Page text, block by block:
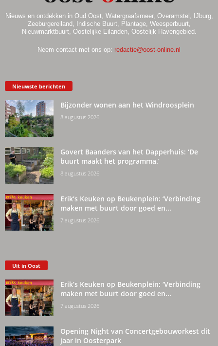
Nieuws en ontdekken in Oud Oost, Watergraafsmeer, Overamstel, IJburg,
Zeeburgereiland, Indische Buurt, Plantage, Weesperbuurt,
Nieuwmarktbuurt, Oostelijke Eilanden, Oostelijk Havengebied.
Neem contact met ons op: redactie@oost-online.nl
Nieuwste berichten
Bijzonder wonen aan het Windroosplein
8 augustus 2026
Govert Baanders van het Dapperhuis: ‘De
buurt maakt het programma.’
8 augustus 2026
Erik’s Keuken op Beukenplein: ‘Verbinding
maken met buurt door goed en...
7 augustus 2026
Uit in Oost
Erik’s Keuken op Beukenplein: ‘Verbinding
maken met buurt door goed en...
7 augustus 2026
Opening Night van Concertgebouworkest dit
jaar in Oosterpark